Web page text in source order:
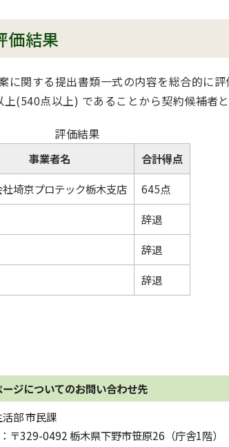
価結果
に関する提出書類一式の内容を総合的に
上(540点以上) であることから契約候補者
事業者名 合計得点
評価結果
埼京プロテック栃木支店
645点
辞退
辞退
辞退
ージについてのお問い合わせ先
部 市民課
〒329-0492 栃木県下野市笹原26（庁舎1階）